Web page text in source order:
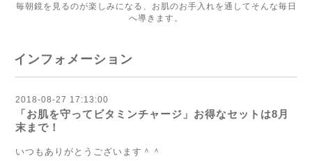
毎朝鏡を見るのが楽しみになる、お肌のお手入れを通してそんな毎日
へ導きます。
インフォメーション
2018-08-27 17:13:00
「お肌を守ってビタミンチャージ」お得なセットは8月
末まで！
いつもありがとうございます＾＾